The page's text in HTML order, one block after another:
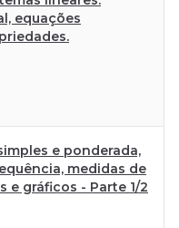
equações
e ponderada,
medidas de
e gráficos - Parte 1/2